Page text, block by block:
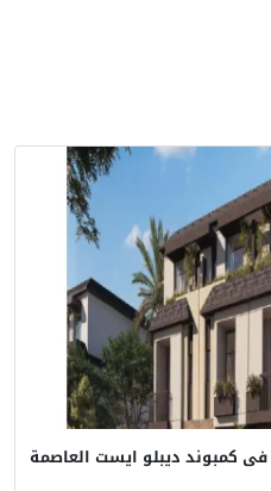
غرف بجاردن فى كمبوند ديبلو ايست العاصمة